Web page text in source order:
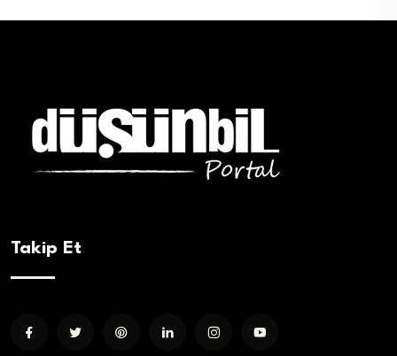
Takip Et